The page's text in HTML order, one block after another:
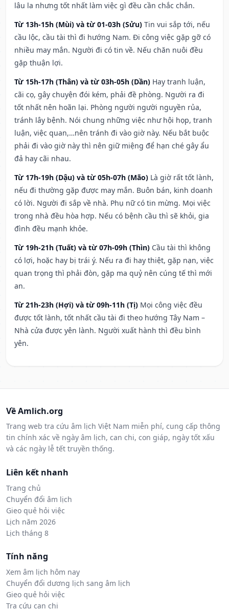
lâu la nhưng tốt nhất làm việc gì đều cần chắc chắn.
Từ 13h-15h (Mùi) và từ 01-03h (Sửu) Tin vui sắp tới, nếu
cầu lộc, cầu tài thì đi hướng Nam. Đi công việc gặp gỡ có
nhiều may mắn. Người đi có tin về. Nếu chăn nuôi đều
gặp thuận lợi.
Từ 15h-17h (Thân) và từ 03h-05h (Dần) Hay tranh luận,
cãi cọ, gây chuyện đói kém, phải đề phòng. Người ra đi
tốt nhất nên hoãn lại. Phòng người người nguyền rủa,
tránh lây bệnh. Nói chung những việc như hội họp, tranh
luận, việc quan,…nên tránh đi vào giờ này. Nếu bắt buộc
phải đi vào giờ này thì nên giữ miệng để hạn ché gây ẩu
đả hay cãi nhau.
Từ 17h-19h (Dậu) và từ 05h-07h (Mão) Là giờ rất tốt lành,
nếu đi thường gặp được may mắn. Buôn bán, kinh doanh
có lời. Người đi sắp về nhà. Phụ nữ có tin mừng. Mọi việc
trong nhà đều hòa hợp. Nếu có bệnh cầu thì sẽ khỏi, gia
đình đều mạnh khỏe.
Từ 19h-21h (Tuất) và từ 07h-09h (Thìn) Cầu tài thì không
có lợi, hoặc hay bị trái ý. Nếu ra đi hay thiệt, gặp nạn, việc
quan trọng thì phải đòn, gặp ma quỷ nên cúng tế thì mới
an.
Từ 21h-23h (Hợi) và từ 09h-11h (Tị) Mọi công việc đều
được tốt lành, tốt nhất cầu tài đi theo hướng Tây Nam –
Nhà cửa được yên lành. Người xuất hành thì đều bình
yên.
Về Amlich.org
Trang web tra cứu âm lịch Việt Nam miễn phí, cung cấp thông
tin chính xác về ngày âm lịch, can chi, con giáp, ngày tốt xấu
và các ngày lễ tết truyền thống.
Liên kết nhanh
Trang chủ
Chuyển đổi âm lịch
Gieo quẻ hỏi việc
Lịch năm 2026
Lịch tháng 8
Tính năng
Xem âm lịch hôm nay
Chuyển đổi dương lịch sang âm lịch
Gieo quẻ hỏi việc
Tra cứu can chi